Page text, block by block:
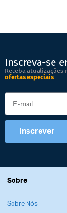
Inscreva-se
Receba atualizações
ofertas especiais
Inscrever
Sobre
Sobre Nós